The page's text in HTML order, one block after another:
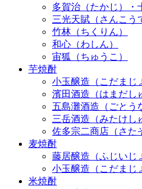
多賀治（たかじ）・
三光天賦（さんこう
竹林（ちくりん）
和心（わしん）
宙狐（ちゅうこ）
芋焼酎
小玉醸造（こだまじ
濱田酒造（はまだし
五島灘酒造（ごとう
三岳酒造（みたけし
佐多宗二商店（さた
麦焼酎
藤居醸造（ふじいじ
小玉醸造（こだまじ
米焼酎